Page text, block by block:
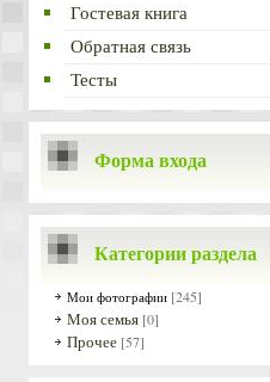
Гостевая книга
Обратная связь
Тесты
Форма входа
Категории раздела
Мои фотографии [245]
Моя семья [0]
Прочее [57]